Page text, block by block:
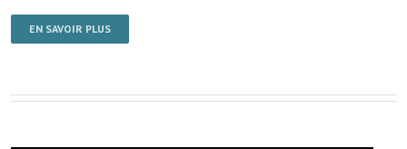
EN SAVOIR PLUS